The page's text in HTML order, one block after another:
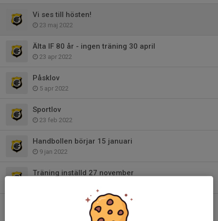
Vi ses till hösten!
23 maj 2022
Älta IF 80 år - ingen träning 30 april
23 apr 2022
Påsklov
5 apr 2022
Sportlov
23 feb 2022
Handbollen börjar 15 januari
9 jan 2022
Träning inställd 27 november